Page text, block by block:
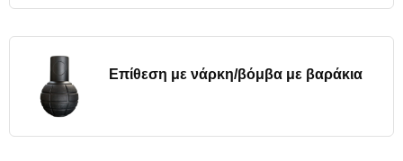
Επίθεση με νάρκη/βόμβα με βαράκια